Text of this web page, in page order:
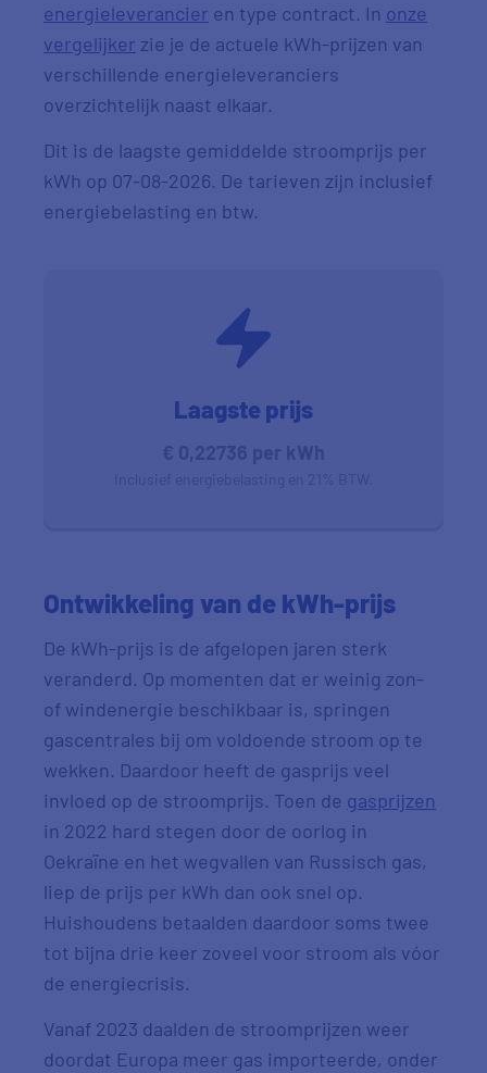
energieleverancier en type contract. In onze
vergelijker zie je de actuele kWh-prijzen van
verschillende energieleveranciers
overzichtelijk naast elkaar.
Dit is de laagste gemiddelde stroomprijs per
kWh op 07-08-2026. De tarieven zijn inclusief
energiebelasting en btw.
Laagste prijs
€ 0,22736 per kWh
Inclusief energiebelasting en 21% BTW.
Ontwikkeling van de kWh-prijs
De kWh-prijs is de afgelopen jaren sterk
veranderd. Op momenten dat er weinig zon-
of windenergie beschikbaar is, springen
gascentrales bij om voldoende stroom op te
wekken. Daardoor heeft de gasprijs veel
invloed op de stroomprijs. Toen de gasprijzen
in 2022 hard stegen door de oorlog in
Oekraïne en het wegvallen van Russisch gas,
liep de prijs per kWh dan ook snel op.
Huishoudens betaalden daardoor soms twee
tot bijna drie keer zoveel voor stroom als vóor
de energiecrisis.
Vanaf 2023 daalden de stroomprijzen weer
doordat Europa meer gas importeerde, onder